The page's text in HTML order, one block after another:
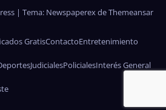
| Tema: Newspaperex deThemeansar
GratisContactoEntretenimiento
JudicialesPolicialesInterés General